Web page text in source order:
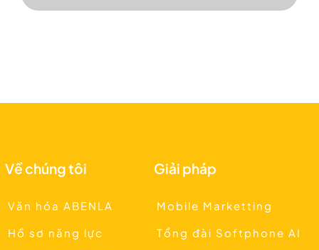
Về chúng tôi
Văn hóa ABENLA
Hồ sơ năng lực
Giải pháp
Mobile Marketting
Tổng đài Softphone AI